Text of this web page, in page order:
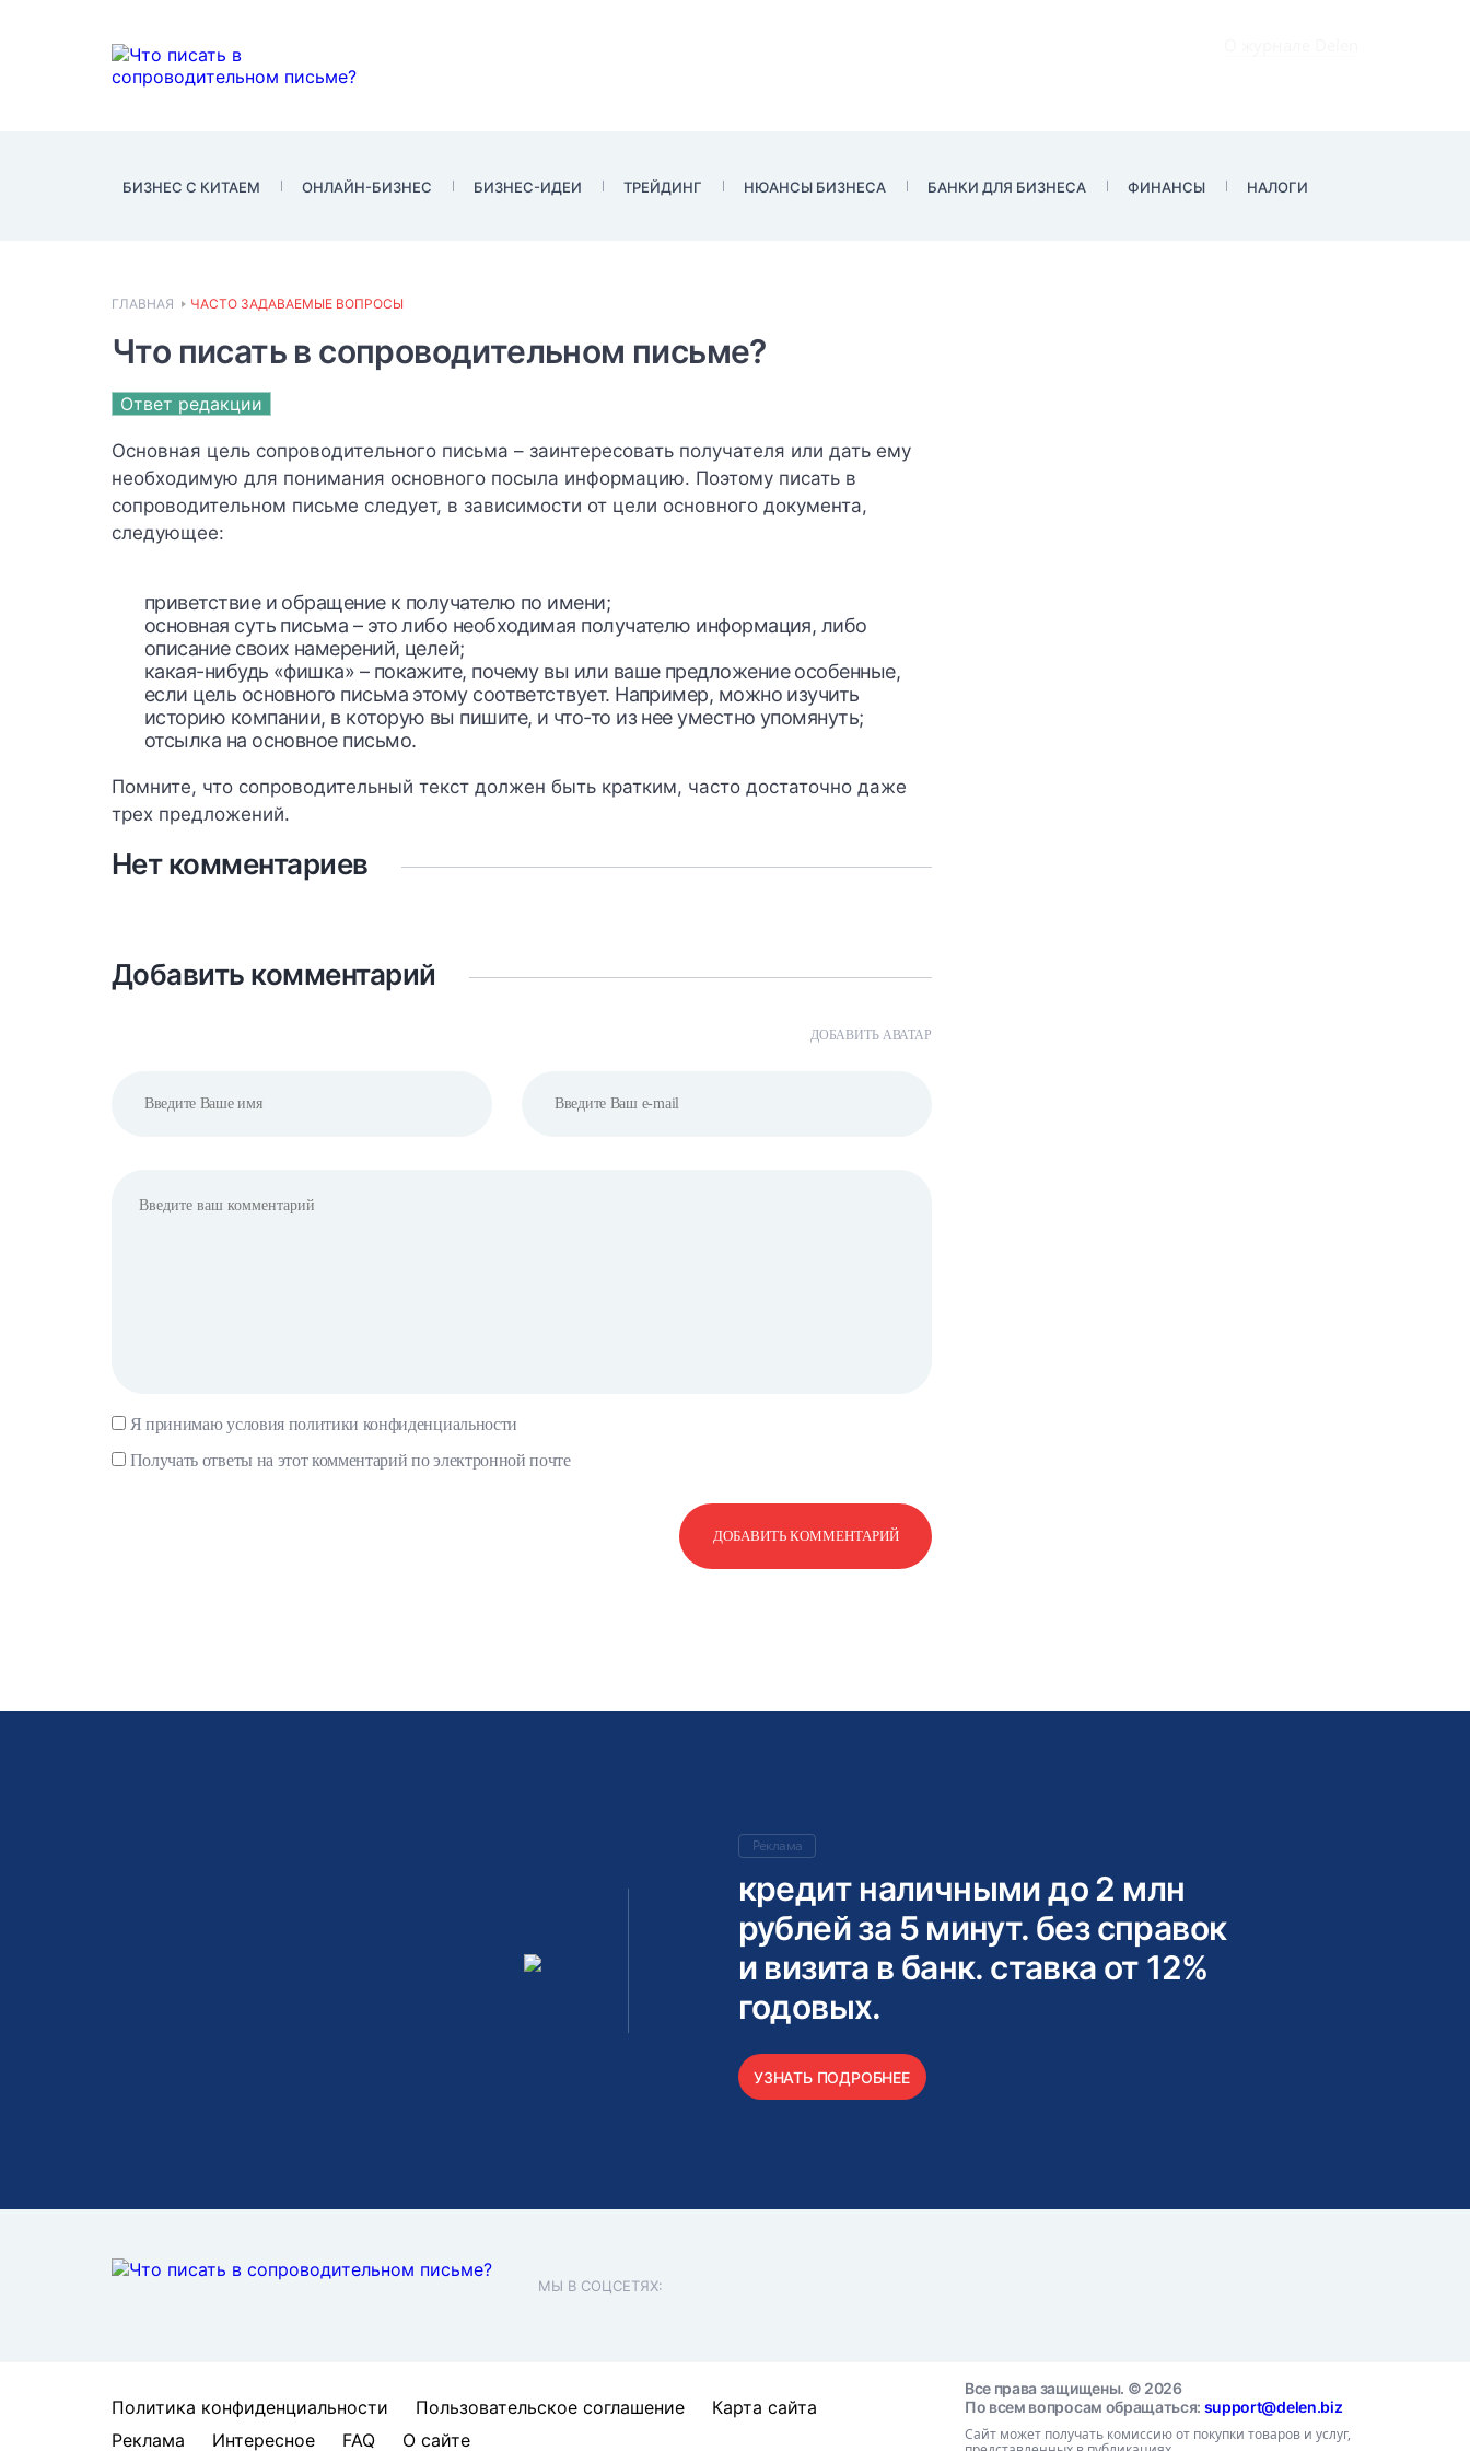
БИЗНЕС С КИТАЕМ ОНЛАЙН-БИЗНЕС БИЗНЕС-ИДЕИ ТРЕЙДИНГ НЮАНСЫ БИЗНЕСА БАНКИ ДЛЯ БИЗНЕСА ФИНАНСЫ НАЛОГИ
ГЛАВНАЯ ЧАСТО ЗАДАВАЕМЫЕ ВОПРОСЫ
Что писать в сопроводительном письме?
Ответ редакции
Основная цель сопроводительного письма – заинтересовать получателя или дать ему
необходимую для понимания основного посыла информацию. Поэтому писать в
сопроводительном письме следует, в зависимости от цели основного документа,
следующее:
приветствие и обращение к получателю по имени;
основная суть письма – это либо необходимая получателю информация, либо
описание своих намерений, целей;
какая-нибудь «фишка» – покажите, почему вы или ваше предложение особенные,
если цель основного письма этому соответствует. Например, можно изучить
историю компании, в которую вы пишите, и что-то из нее уместно упомянуть;
отсылка на основное письмо.
Помните, что сопроводительный текст должен быть кратким, часто достаточно даже
трех предложений.
Нет комментариев
Добавить комментарий
Я принимаю условия политики конфиденциальности
ДОБАВИТЬ АВАТАР
Получать ответы на этот комментарий по электронной почте
Реклама
кредит наличными до 2 млн
рублей за 5 минут. без справок
и визита в банк. ставка от 12%
годовых.
УЗНАТЬ ПОДРОБНЕЕ
МЫ В СОЦСЕТЯХ:
Политика конфиденциальности Пользовательское соглашение
Карта сайта
Реклама
Интересное FAQ О сайте
Все права защищены. © 2026
По всем вопросам обращаться: support@delen.biz
Сайт может получать комиссию от покупки товаров и услуг,